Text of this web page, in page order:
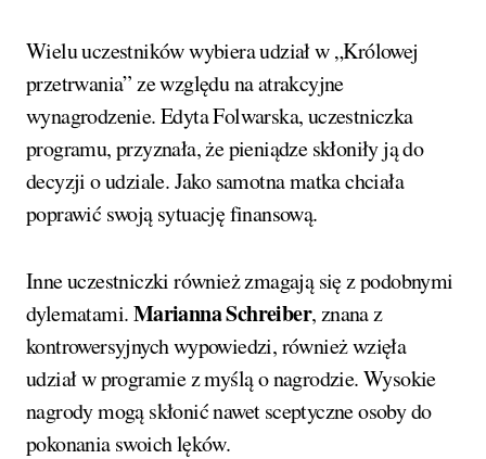
Wielu uczestników wybiera udział w „Królowej
przetrwania” ze względu na atrakcyjne
wynagrodzenie. Edyta Folwarska, uczestniczka
programu, przyznała, że pieniądze skłoniły ją do
decyzji o udziale. Jako samotna matka chciała
poprawić swoją sytuację finansową.
Inne uczestniczki również zmagają się z podobnymi
dylematami.Marianna Schreiber, znana z
kontrowersyjnych wypowiedzi, również wzięła
udział w programie z myślą o nagrodzie. Wysokie
nagrody mogą skłonić nawet sceptyczne osoby do
pokonania swoich lęków.